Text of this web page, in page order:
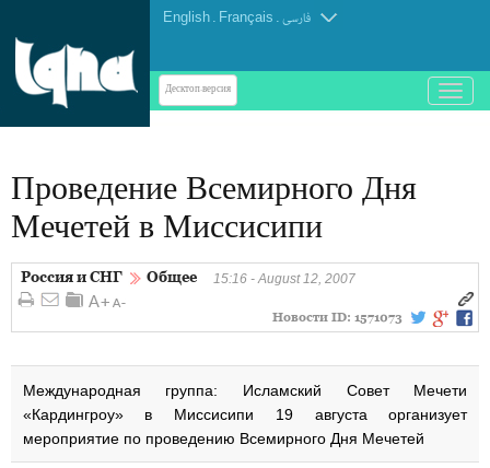
English . Français . فارسی
Десктоп-версия
باز
و
Проведение Всемирного Дня
Мечетей в Миссисипи
Россия и СНГ Общее 15:16 - August 12, 2007
Новости ID: 1571073
Международная группа: Исламский Совет Мечети
«Кардингроу» в Миссисипи 19 августа организует
мероприятие по проведению Всемирного Дня Мечетей